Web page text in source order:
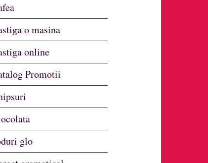
o masina
online
Promotii
glo